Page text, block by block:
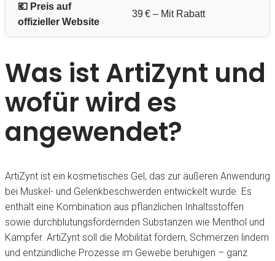
💶 Preis auf
offizieller Website
39 € – Mit Rabatt
Was ist ArtiZynt und
wofür wird es
angewendet?
ArtiZynt ist ein kosmetisches Gel, das zur äußeren Anwendung
bei Muskel- und Gelenkbeschwerden entwickelt wurde. Es
enthält eine Kombination aus pflanzlichen Inhaltsstoffen
sowie durchblutungsfördernden Substanzen wie Menthol und
Kampfer. ArtiZynt soll die Mobilität fördern, Schmerzen lindern
und entzündliche Prozesse im Gewebe beruhigen – ganz